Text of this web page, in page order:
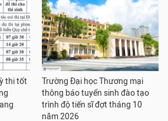
thi tốt
Trường Đại học Thương mại
thông báo tuyển sinh đào tạo
trình độ tiến sĩ đợt tháng 10
năm 2026